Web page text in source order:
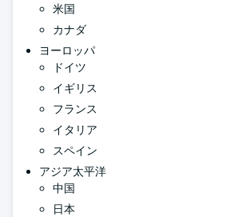
米国
カナダ
ヨーロッパ
ドイツ
イギリス
フランス
イタリア
スペイン
アジア太平洋
中国
日本